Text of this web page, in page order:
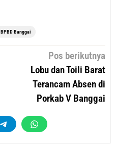
BPBD Banggai
Pos berikutnya
Lobu dan Toili Barat
Terancam Absen di
Porkab V Banggai